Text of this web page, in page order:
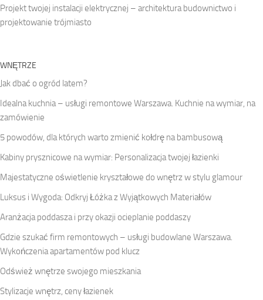
Projekt twojej instalacji elektrycznej – architektura budownictwo i
projektowanie trójmiasto
WNĘTRZE
Jak dbać o ogród latem?
Idealna kuchnia – usługi remontowe Warszawa. Kuchnie na wymiar, na
zamówienie
5 powodów, dla których warto zmienić kołdrę na bambusową
Kabiny prysznicowe na wymiar: Personalizacja twojej łazienki
Majestatyczne oświetlenie kryształowe do wnętrz w stylu glamour
Luksus i Wygoda: Odkryj Łóżka z Wyjątkowych Materiałów
Aranżacja poddasza i przy okazji ocieplanie poddaszy
Gdzie szukać firm remontowych – usługi budowlane Warszawa.
Wykończenia apartamentów pod klucz
Odśwież wnętrze swojego mieszkania
Stylizacje wnętrz, ceny łazienek